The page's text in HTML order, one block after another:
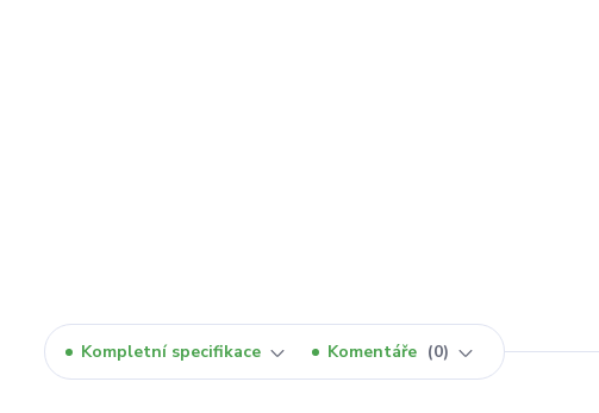
Kompletní specifikace Komentáře 0